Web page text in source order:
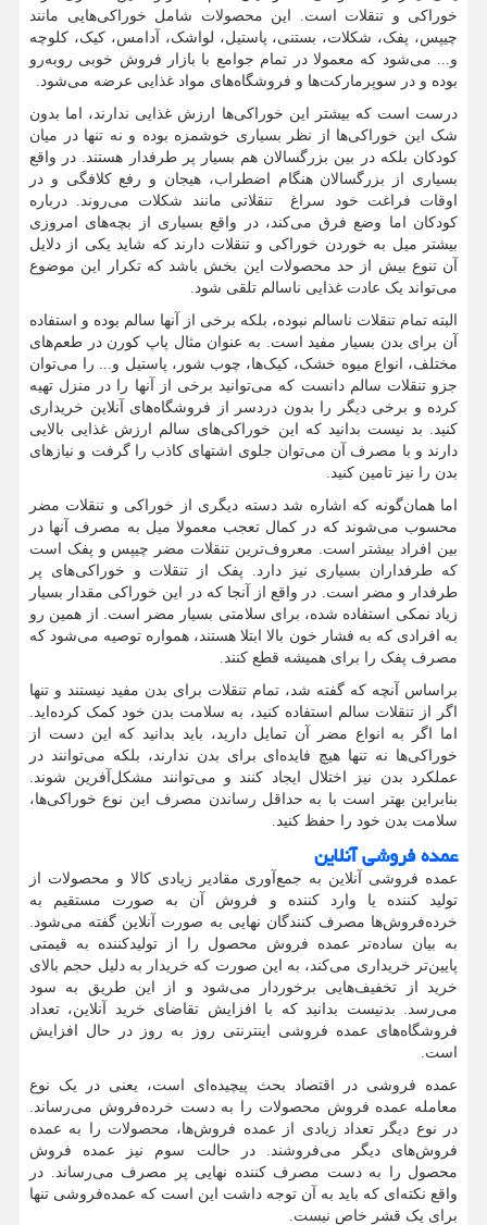
خوراکی و تنقلات است. این محصولات شامل خوراکی‌هایی مانند
چیپس، پفک، شکلات، بستنی، پاستیل، لواشک، آدامس، کیک، کلوچه
و... می‌شود که معمولا در تمام جوامع با بازار فروش خوبی روبه‌رو
بوده و در سوپرمارکت‌ها و فروشگاه‌های مواد غذایی عرضه می‌شود.
درست است که بیشتر این خوراکی‌ها ارزش غذایی ندارند، اما بدون
شک این خوراکی‌ها از نظر بسیاری خوشمزه بوده و نه تنها در میان
کودکان بلکه در بین بزرگسالان هم بسیار پر طرفدار هستند. در واقع
بسیاری از بزرگسالان هنگام اضطراب، هیجان و رفع کلافگی و در
اوقات فراغت خود سراغ تنقلاتی مانند شکلات می‌روند. درباره
کودکان اما وضع فرق می‌کند، در واقع بسیاری از بچه‌های امروزی
بیشتر میل به خوردن خوراکی و تنقلات دارند که شاید یکی از دلایل
آن تنوع بیش از حد محصولات این بخش باشد که تکرار این موضوع
می‌تواند یک عادت غذایی ناسالم تلقی شود.
البته تمام تنقلات ناسالم نبوده، بلکه برخی از آنها سالم بوده و استفاده
آن برای بدن بسیار مفید است. به عنوان مثال پاپ کورن در طعم‌های
مختلف، انواع میوه خشک، کیک‌ها، چوب شور، پاستیل و... را می‌توان
جزو تنقلات سالم دانست که می‌توانید برخی از آنها را در منزل تهیه
کرده و برخی دیگر را بدون دردسر از فروشگاه‌های آنلاین خریداری
کنید. بد نیست بدانید که این خوراکی‌های سالم ارزش غذایی بالایی
دارند و با مصرف آن می‌توان جلوی اشتهای کاذب را گرفت و نیازهای
بدن را نیز تامین کنید.
اما همان‌گونه که اشاره شد دسته دیگری از خوراکی و تنقلات مضر
محسوب می‌شوند که در کمال تعجب معمولا میل به مصرف آنها در
بین افراد بیشتر است. معروف‌ترین تنقلات مضر چیپس و پفک است
که طرفداران بسیاری نیز دارد. پفک از تنقلات و خوراکی‌های پر
طرفدار و مضر است. در واقع از آنجا که در این خوراکی مقدار بسیار
زیاد نمکی استفاده شده، برای سلامتی بسیار مضر است. از همین رو
به افرادی که به فشار خون بالا ابتلا هستند، همواره توصیه می‌شود که
مصرف پفک را برای همیشه قطع کنند.
براساس آنچه که گفته شد، تمام تنقلات برای بدن مفید نیستند و تنها
اگر از تنقلات سالم استفاده کنید، به سلامت بدن خود کمک کرده‌اید.
اما اگر به انواع مضر آن تمایل دارید، باید بدانید که این دست از
خوراکی‌ها نه تنها هیچ فایده‌ای برای بدن ندارند، بلکه می‌توانند در
عملکرد بدن نیز اختلال ایجاد کنند و می‌توانند مشکل‌آفرین شوند.
بنابراین بهتر است با به حداقل رساندن مصرف این نوع خوراکی‌ها،
سلامت بدن خود را حفظ کنید.
عمده فروشی آنلاین
عمده فروشی آنلاین به جمع‌آوری مقادیر زیادی کالا و محصولات از
تولید کننده یا وارد کننده و فروش آن به صورت مستقیم به
خرده‌فروش‌ها مصرف کنندگان نهایی به صورت آنلاین گفته می‌شود.
به بیان ساده‌تر عمده فروش محصول را از تولیدکننده به قیمتی
پایین‌تر خریداری می‌کند، به این صورت که خریدار به دلیل حجم بالای
خرید از تخفیف‌هایی برخوردار می‌شود و از این طریق به سود
می‌رسد. بدنیست بدانید که با افزایش تقاضای خرید آنلاین، تعداد
فروشگاه‌های عمده فروشی اینترنتی روز به روز در حال افزایش
است.
عمده‌ فروشی در اقتصاد بحث پیچیده‌ای است، یعنی در یک نوع
معامله عمده فروش محصولات را به دست خرده‌فروش می‌رساند.
در نوع دیگر تعداد زیادی از عمده فروش‌ها، محصولات را به عمده
فروش‌های دیگر می‌فروشند. در حالت سوم نیز عمده فروش
محصول را به دست مصرف کننده نهایی پر مصرف می‌رساند. در
واقع نکته‌ای که باید به آن توجه داشت این است که عمده‌فروشی تنها
برای یک قشر خاص نیست.